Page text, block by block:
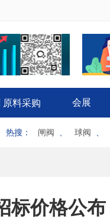
原料采购 会展
热搜 ： 闸阀 球阀
标价格公布